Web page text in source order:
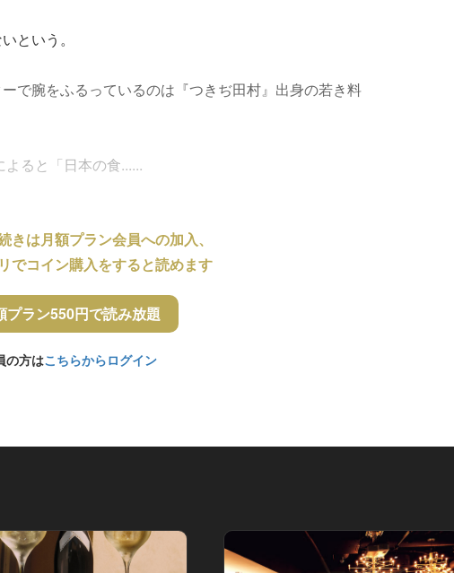
という。
で腕をふるっているのは『つきぢ田村』出身の若き料
よると「日本の食......
きは月額プラン会員への加入、
でコイン購入をすると読めます
プラン550円で読み放題
の方はこちらからログイン